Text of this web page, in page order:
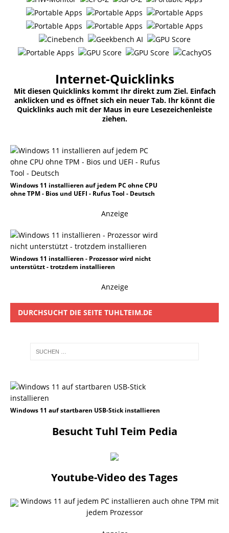
Internet-Quicklinks
Mit diesen Quicklinks kommt Ihr direkt zum Ziel. Einfach
anklicken und es öffnet sich ein neuer Tab. Ihr könnt die
Quicklinks auch mit der Maus in eure Lesezeichenleiste
ziehen.
Windows 11 installieren auf jedem PC ohne CPU
ohne TPM - Bios und UEFI - Rufus Tool - Deutsch
Anzeige
Windows 11 installieren - Prozessor wird nicht
unterstützt - trotzdem installieren
Anzeige
DURCHSUCHT DIE SEITE TUHLTEIM.DE
Windows 11 auf startbaren USB-Stick installieren
Besucht Tuhl Teim Pedia
Youtube-Video des Tages
Windows 11 auf jedem PC installieren auch ohne TPM mit
jedem Prozessor